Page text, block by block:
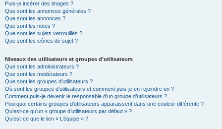
Puis-je insérer des images ?
Que sont les annonces générales ?
Que sont les annonces ?
Que sont les notes ?
Que sont les sujets verrouillés ?
Que sont les icônes de sujet ?
Niveaux des utilisateurs et groupes d’utilisateurs
Que sont les administrateurs ?
Que sont les modérateurs ?
Que sont les groupes d’utilisateurs ?
Où sont les groupes d’utilisateurs et comment puis-je en rejoindre un ?
Comment puis-je devenir le responsable d’un groupe d’utilisateurs ?
Pourquoi certains groupes d’utilisateurs apparaissent dans une couleur différente ?
Qu’est-ce qu’un « groupe d’utilisateurs par défaut » ?
Qu’est-ce que le lien « L’équipe » ?